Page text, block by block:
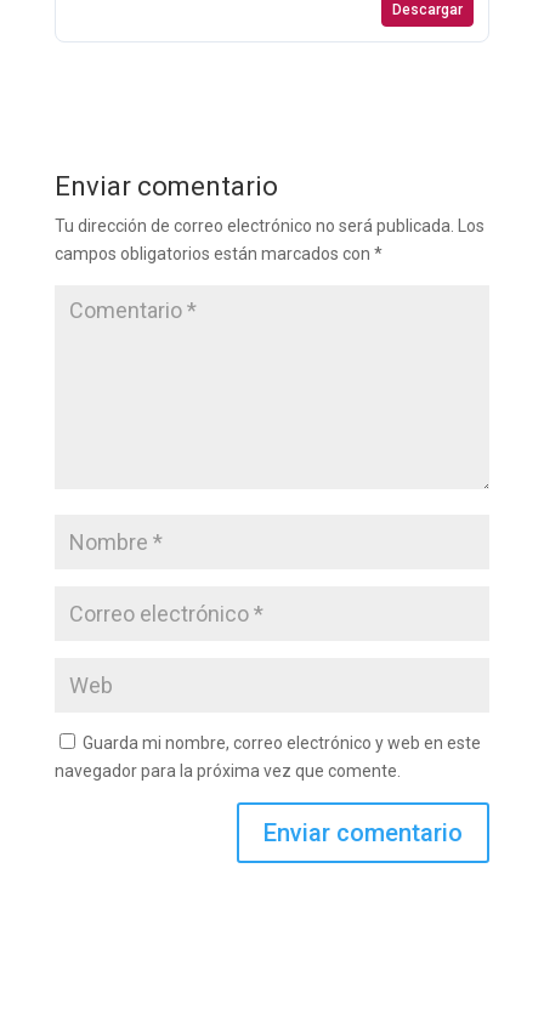
Descargar
Enviar comentario
Tu dirección de correo electrónico no será publicada.
Los
campos obligatorios están marcados con *
Guarda mi nombre, correo electrónico y web en este
navegador para la próxima vez que comente.